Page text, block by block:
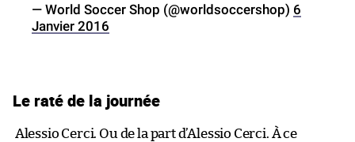
— World Soccer Shop (@worldsoccershop) 6
Janvier 2016
Le raté de la journée
Alessio Cerci. Ou de la part d’Alessio Cerci. À ce